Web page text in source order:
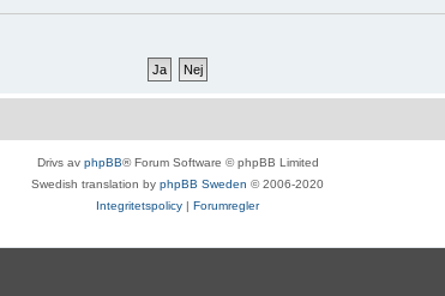
Drivs av phpBB® Forum Software © phpBB Limited
Swedish translation by phpBB Sweden © 2006-2020
Integritetspolicy | Forumregler